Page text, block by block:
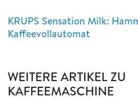
KRUPS Sensation Milk:
Kaffeevollautomat
WEITERE ARTIKEL ZU
KAFFEEMASCHINE